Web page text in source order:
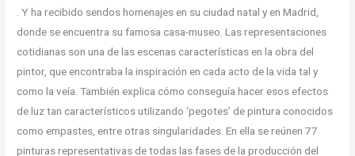
. Y ha recibido sendos homenajes en su ciudad natal y en Madrid,
donde se encuentra su famosa casa-museo. Las representaciones
cotidianas son una de las escenas características en la obra del
pintor, que encontraba la inspiración en cada acto de la vida tal y
como la veía. También explica cómo conseguía hacer esos efectos
de luz tan característicos utilizando ‘pegotes’ de pintura conocidos
como empastes, entre otras singularidades. En ella se reúnen 77
pinturas representativas de todas las fases de la producción del